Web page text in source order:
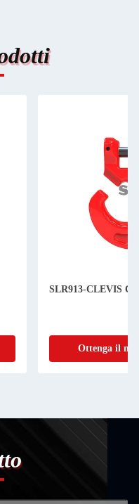
SLR913-CLEVIS C
Ottenga il